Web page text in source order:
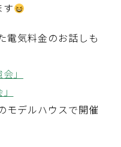
す
電気料金のお話しも
」
モデルハウスで開催